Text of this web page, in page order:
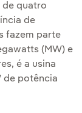
de quatro
de
fazem parte
(MW) e
é a usina
de potência